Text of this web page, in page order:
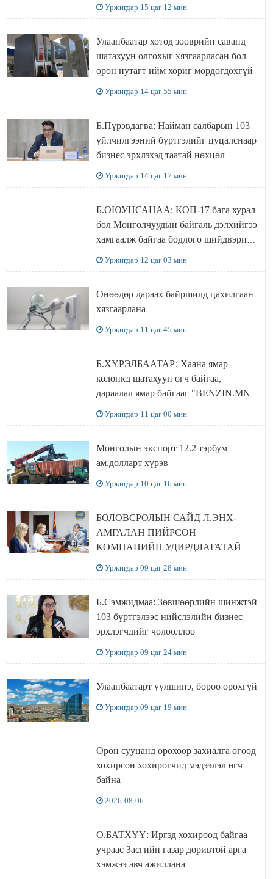
Уржигдар 15 цаг 12 мин
Улаанбаатар хотод зөөврийн саванд
шатахуун олгохыг хязгаарласан бол
орон нутагт ийм хориг мөрдөгдөхгүй
Уржигдар 14 цаг 55 мин
Б.Пүрэвдагва: Найман салбарын 103
үйлчилгээний бүртгэлийг цуцалснаар
бизнес эрхлэхэд таатай нөхцөл
Уржигдар 14 цаг 17 мин
Б.ОЮУНСАНАА: КОП-17 бага хурал
бол Монголчуудын байгаль дэлхийгээ
хамгаалж байгаа бодлого шийдвэрийг
Уржигдар 12 цаг 03 мин
Өнөөдөр дараах байршилд цахилгаан
хязгаарлана
Уржигдар 11 цаг 45 мин
Б.ХҮРЭЛБААТАР: Хаана ямар
колонкд шатахуун өгч байгаа,
дараалал ямар байгааг "BENZIN.MN”
Уржигдар 11 цаг 00 мин
Монголын экспорт 12.2 тэрбум
ам.долларт хүрэв
Уржигдар 10 цаг 16 мин
БОЛОВСРОЛЫН САЙД Л.ЭНХ-
АМГАЛАН ПИЙРСОН
КОМПАНИЙН УДИРДЛАГАТАЙ
Уржигдар 09 цаг 28 мин
Б.Сэмжидмаа: Зөвшөөрлийн шинжтэй
103 бүртгэлээс нийслэлийн бизнес
эрхлэгчдийг чөлөөллөө
Уржигдар 09 цаг 24 мин
Улаанбаатарт үүлшинэ, бороо орохгүй
Уржигдар 09 цаг 19 мин
Орон сууцанд орохоор захиалга өгөөд
хохирсон хохирогчид мэдээлэл өгч
байна
2026-08-06
О.БАТХҮҮ: Иргэд хохироод байгаа
учраас Засгийн газар доривтой арга
хэмжээ авч ажиллана